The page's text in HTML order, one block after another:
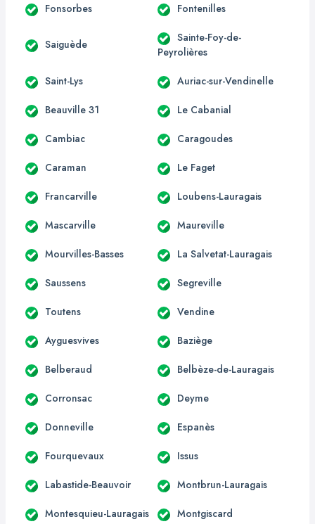
Fonsorbes Fontenilles
Saiguède
Sainte-Foy-de-
Peyrolières
Saint-Lys Auriac-sur-Vendinelle
Beauville 31 Le Cabanial
Cambiac Caragoudes
Caraman Le Faget
Francarville Loubens-Lauragais
Mascarville Maureville
Mourvilles-Basses La Salvetat-Lauragais
Saussens Segreville
Toutens Vendine
Ayguesvives Baziège
Belberaud Belbèze-de-Lauragais
Corronsac Deyme
Donneville Espanès
Fourquevaux Issus
Labastide-Beauvoir Montbrun-Lauragais
Montesquieu-Lauragais Montgiscard